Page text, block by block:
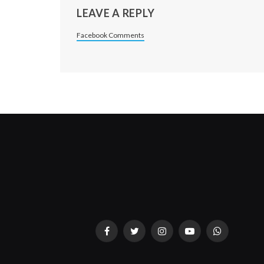
LEAVE A REPLY
Facebook Comments
FacebookTwitterInstagramYouTubeWhatsApp